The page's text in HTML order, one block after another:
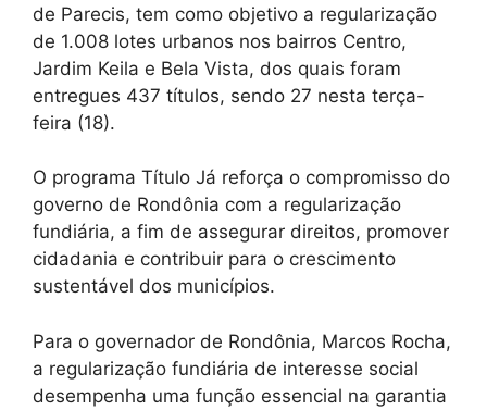
de Parecis, tem como objetivo a regularização
de 1.008 lotes urbanos nos bairros Centro,
Jardim Keila e Bela Vista, dos quais foram
entregues 437 títulos, sendo 27 nesta terça-
feira (18).
O programa Título Já reforça o compromisso do
governo de Rondônia com a regularização
fundiária, a fim de assegurar direitos, promover
cidadania e contribuir para o crescimento
sustentável dos municípios.
Para o governador de Rondônia, Marcos Rocha,
a regularização fundiária de interesse social
desempenha uma função essencial na garantia